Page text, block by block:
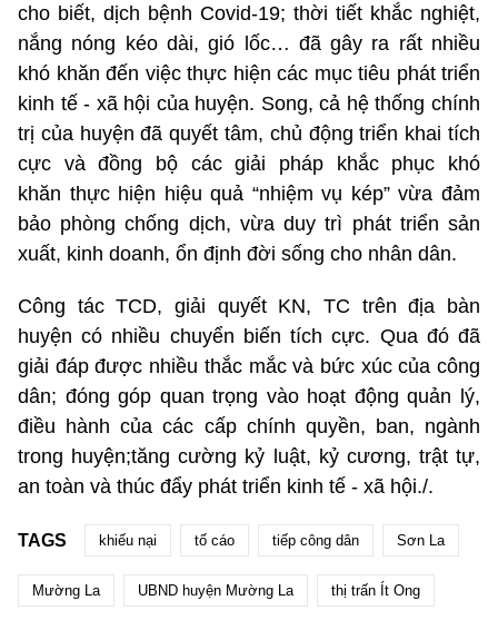
cho biết, dịch bệnh Covid-19; thời tiết khắc nghiệt,
nắng nóng kéo dài, gió lốc… đã gây ra rất nhiều
khó khăn đến việc thực hiện các mục tiêu phát triển
kinh tế - xã hội của huyện. Song, cả hệ thống chính
trị của huyện đã quyết tâm, chủ động triển khai tích
cực và đồng bộ các giải pháp khắc phục khó
khăn thực hiện hiệu quả “nhiệm vụ kép” vừa đảm
bảo phòng chống dịch, vừa duy trì phát triển sản
xuất, kinh doanh, ổn định đời sống cho nhân dân.
Công tác TCD, giải quyết KN, TC trên địa bàn
huyện có nhiều chuyển biến tích cực. Qua đó đã
giải đáp được nhiều thắc mắc và bức xúc của công
dân; đóng góp quan trọng vào hoạt động quản lý,
điều hành của các cấp chính quyền, ban, ngành
trong huyện;tăng cường kỷ luật, kỷ cương, trật tự,
an toàn và thúc đẩy phát triển kinh tế - xã hội./.
TAGS khiếu nại tố cáo tiếp công dân Sơn La
Mường La UBND huyện Mường La thị trấn Ít Ong